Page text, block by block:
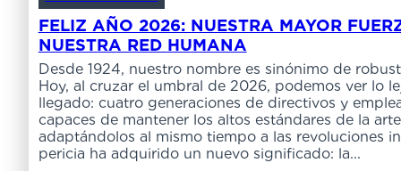
FELIZ AÑO 2026: NUESTRA MAYOR
NUESTRA RED HUMANA
Desde 1924, nuestro nombre es sinónimo de
Hoy, al cruzar el umbral de 2026, podemos ver lo
llegado: cuatro generaciones de directivos y
capaces de mantener los altos estándares de la
adaptándolos al mismo tiempo a las revoluciones
pericia ha adquirido un nuevo significado: la...